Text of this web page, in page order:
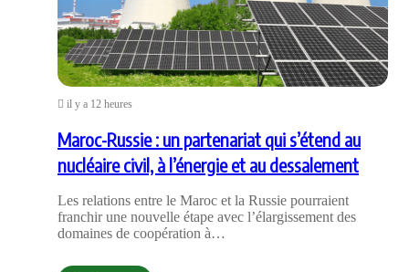
il y a 12 heures
Maroc-Russie : un partenariat qui s’étend au
nucléaire civil, à l’énergie et au dessalement
Les relations entre le Maroc et la Russie pourraient
franchir une nouvelle étape avec l’élargissement des
domaines de coopération à…